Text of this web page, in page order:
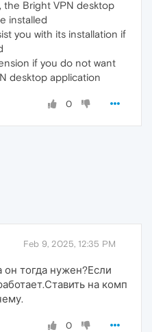
the Bright VPN desktop
installed
you with its installation if
if you do not want
desktop application
0
Feb 9, 2025, 12:35 PM
он тогда нужен?Если
на комп
0